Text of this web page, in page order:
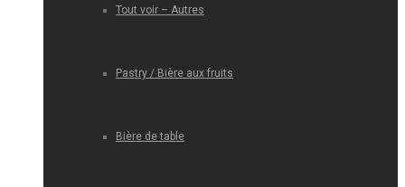
Tout voir – Autres
Pastry / Bière aux fruits
Bière de table